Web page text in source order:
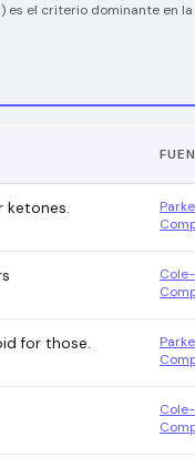
el criterio dominante en
ketones.
for those.